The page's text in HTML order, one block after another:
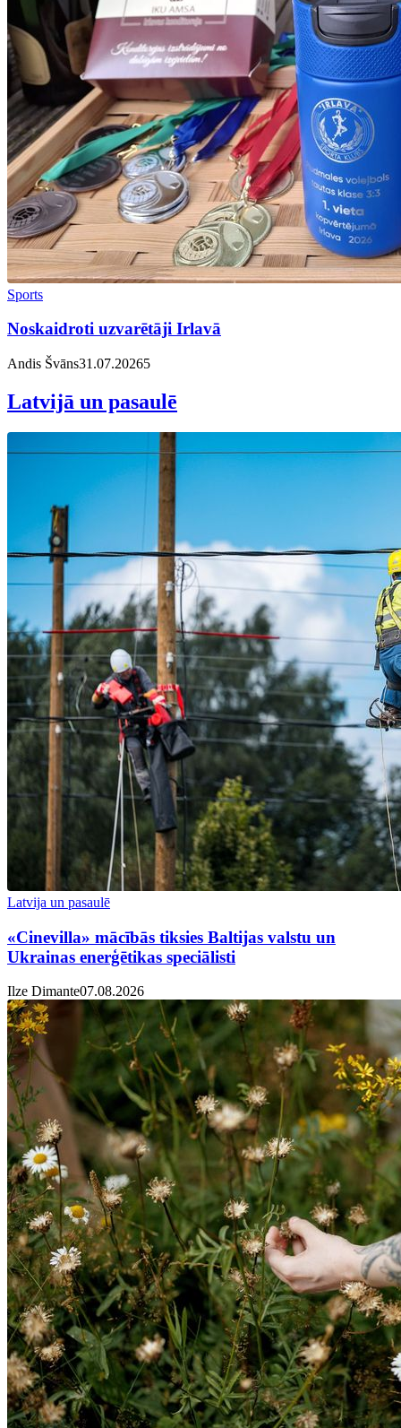
Sports
Noskaidroti uzvarētāji Irlavā
Andis Švāns31.07.20265
Latvijā un pasaulē
Latvija un pasaulē
«Cinevilla» mācībās tiksies Baltijas valstu un
Ukrainas enerģētikas speciālisti
Ilze Dimante07.08.2026